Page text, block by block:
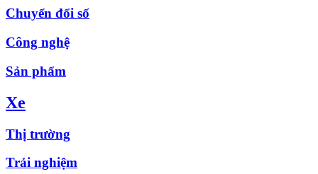
Chuyển đổi số
Công nghệ
Sản phẩm
Xe
Thị trường
Trải nghiệm